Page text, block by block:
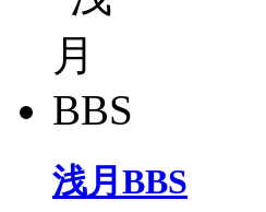
浅月BBS